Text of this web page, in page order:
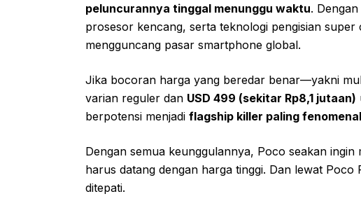
peluncurannya tinggal menunggu waktu.
prosesor kencang, serta teknologi pengisian
mengguncang pasar smartphone global.
Jika bocoran harga yang beredar benar—yakni
varian reguler dan USD 499 (sekitar Rp8,1 jutaan)
berpotensi menjadi flagship killer paling
Dengan semua keunggulannya, Poco seakan
harus datang dengan harga tinggi. Dan lewat
ditepati.